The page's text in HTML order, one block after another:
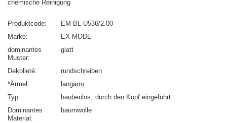
chemische Reinigung
Produktcode
EM-BL-U536/2.00
Marke
EX-MODE
dominantes
Muster
glatt
Dekolleté
rundschreiben
*Ärmel
langarm
Typ
haubenlos
durch den Kopf eingeführt
Dominantes
Material
baumwolle